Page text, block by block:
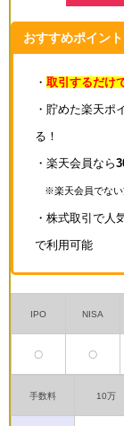
おすすめポイント
・ 取引するだけ
・貯めた楽天ポ
る！
・楽天会員なら
※楽天会員でない
・株式取引で人
で利用可能
IPO NISA
〇 〇
手数料 10万